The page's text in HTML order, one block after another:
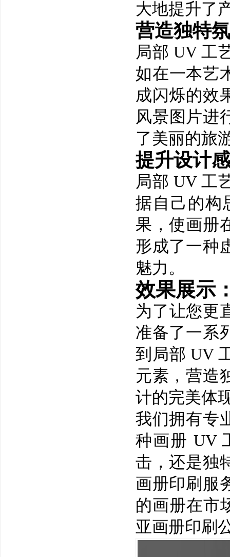
大地提升了
营造独特
局部 UV 工
如在一本艺
成闪烁的效
风景图片进
了美丽的旅
提升设计感
局部 UV 工
据自己的构
果，使画册
形成了一种
魅力。
效果展示
为了让您更
准备了一系
到局部 UV
元素，营造
计的完美体
我们拥有专
种画册 UV
击，还是独
画册印刷 服
的画册在市
亚画册印刷